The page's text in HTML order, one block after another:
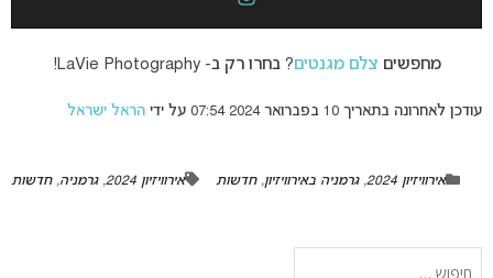
מחפשים צלם מגנטים? בחרו רק ב- LaVie Photography!
עודכן לאחרונה בתאריך 10 בפברואר 2024 07:54 על ידי הראל ישראל
אירוויזיון 2024 ,גרמניה באירוויזיון,חדשות אירוויזיון 2024 ,גרמניה,חדשות